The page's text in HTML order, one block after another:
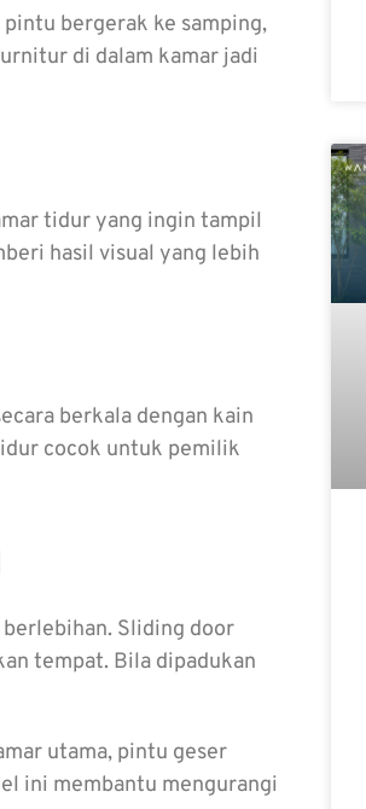
bergerak ke samping,
di dalam kamar jadi
tidur yang ingin tampil
hasil visual yang lebih
berkala dengan kain
cocok untuk pemilik
Sliding door
tempat. Bila dipadukan
utama, pintu geser
ini membantu mengurangi